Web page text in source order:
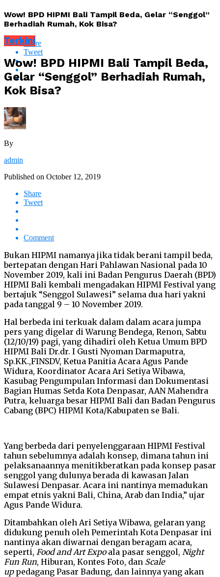
Wow! BPD HIPMI Bali Tampil Beda, Gelar “Senggol”
Berhadiah Rumah, Kok Bisa?
Share
Tweet
Terkini
Wow! BPD HIPMI Bali Tampil Beda,
Gelar “Senggol” Berhadiah Rumah,
Kok Bisa?
By
admin
Published on October 12, 2019
Share
Tweet
Comment
Bukan HIPMI namanya jika tidak berani tampil beda,
bertepatan dengan Hari Pahlawan Nasional pada 10
November 2019, kali ini Badan Pengurus Daerah (BPD)
HIPMI Bali kembali mengadakan HIPMI Festival yang
bertajuk “Senggol Sulawesi” selama dua hari yakni
pada tanggal 9 – 10 November 2019.
Hal berbeda ini terkuak dalam dalam acara jumpa
pers yang digelar di Warung Bendega, Renon, Sabtu
(12/10/19) pagi, yang dihadiri oleh Ketua Umum BPD
HIPMI Bali Dr.dr. I Gusti Nyoman Darmaputra,
Sp.KK.,FINSDV, Ketua Panitia Acara Agus Pande
Widura, Koordinator Acara Ari Setiya Wibawa,
Kasubag Pengumpulan Informasi dan Dokumentasi
Bagian Humas Setda Kota Denpasar, AAN Mahendra
Putra, keluarga besar HIPMI Bali dan Badan Pengurus
Cabang (BPC) HIPMI Kota/Kabupaten se Bali.
Yang berbeda dari penyelenggaraan HIPMI Festival
tahun sebelumnya adalah konsep, dimana tahun ini
pelaksanaannya menitikberatkan pada konsep pasar
senggol yang dulunya berada di kawasan Jalan
Sulawesi Denpasar. Acara ini nantinya memadukan
empat etnis yakni Bali, China, Arab dan India,” ujar
Agus Pande Widura.
Ditambahkan oleh Ari Setiya Wibawa, gelaran yang
didukung penuh oleh Pemerintah Kota Denpasar ini
nantinya akan diwarnai dengan beragam acara,
seperti, Food and Art Expoala pasar senggol, Night
Fun Run, Hiburan, Kontes Foto, dan Scale
uppedagang Pasar Badung, dan lainnya yang akan